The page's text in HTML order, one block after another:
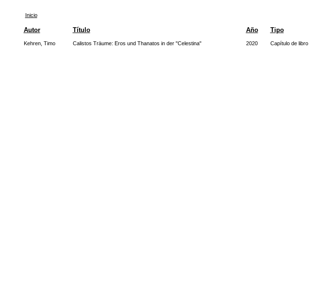
Inicio
Autor Título Año Tipo
Kehren, Timo Calistos Träume: Eros und Thanatos in der "Celestina" 2020 Capítulo de libro